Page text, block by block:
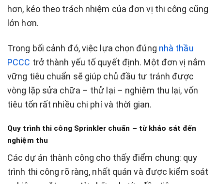
hơn, kéo theo trách nhiệm của đơn vị thi công cũng
lớn hơn.
Trong bối cảnh đó, việc lựa chọn đúng nhà thầu
PCCC trở thành yếu tố quyết định. Một đơn vị nắm
vững tiêu chuẩn sẽ giúp chủ đầu tư tránh được
vòng lặp sửa chữa – thử lại – nghiệm thu lại, vốn
tiêu tốn rất nhiều chi phí và thời gian.
Quy trình thi công Sprinkler chuẩn – từ khảo sát đến
nghiệm thu
Các dự án thành công cho thấy điểm chung: quy
trình thi công rõ ràng, nhất quán và được kiểm soát